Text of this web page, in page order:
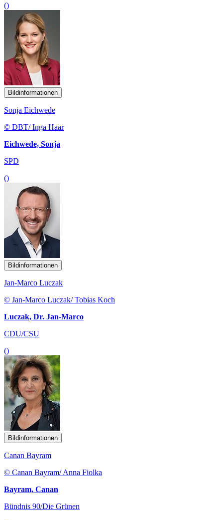
()
Bildinformationen
Sonja Eichwede
© DBT/ Inga Haar
Eichwede, Sonja
SPD
()
Bildinformationen
Jan-Marco Luczak
© Jan-Marco Luczak/ Tobias Koch
Luczak, Dr. Jan-Marco
CDU/CSU
()
Bildinformationen
Canan Bayram
© Canan Bayram/ Anna Fiolka
Bayram, Canan
Bündnis 90/Die Grünen